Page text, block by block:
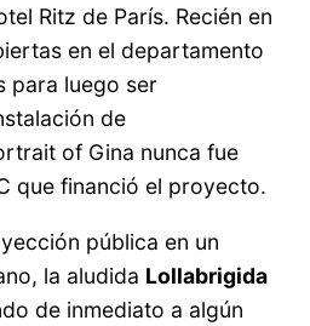
Ritz de París. Recién en
en el departamento
para luego ser
de
of Gina nunca fue
que financió el proyecto.
pública en un
la aludida Lollabrigida
de inmediato a algún